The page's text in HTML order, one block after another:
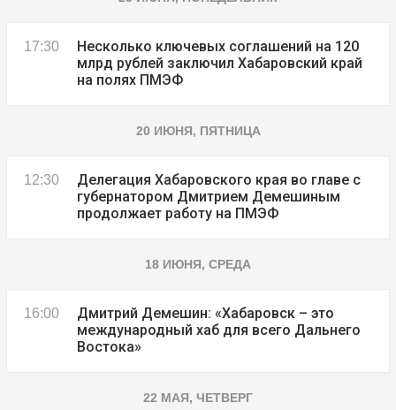
17:30
Несколько ключевых соглашений на 120
млрд рублей заключил Хабаровский край
на полях ПМЭФ
20 ИЮНЯ, ПЯТНИЦА
12:30
Делегация Хабаровского края во главе с
губернатором Дмитрием Демешиным
продолжает работу на ПМЭФ
18 ИЮНЯ, СРЕДА
16:00
Дмитрий Демешин: «Хабаровск – это
международный хаб для всего Дальнего
Востока»
22 МАЯ, ЧЕТВЕРГ